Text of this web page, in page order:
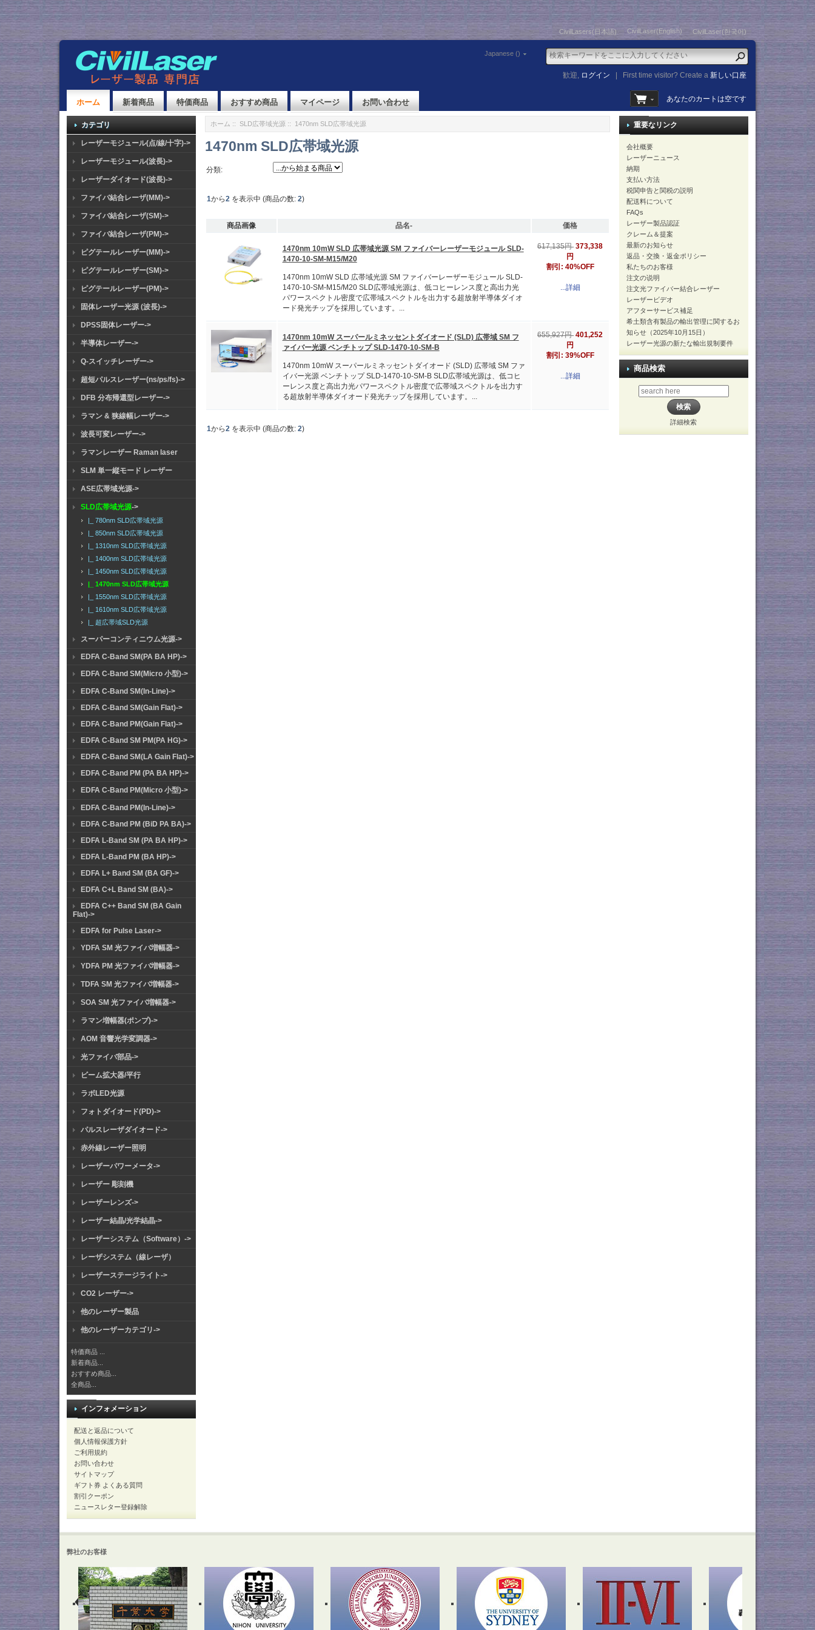
CivilLasers(日本語) CivilLaser(English) CivilLaser(한국어)
Japanese ()
歓迎, ログイン First time visitor? Create a新しい口座
ホーム 新着商品 特価商品 おすすめ商品 マイページ お問い合わせ あなたのカートは空です
カテゴリ
レーザーモジュール(点/線/十字)->
レーザーモジュール(波長)->
レーザーダイオード(波長)->
ファイバ結合レーザ(MM)->
ファイバ結合レーザ(SM)->
ファイバ結合レーザ(PM)->
ピグテールレーザー(MM)->
ピグテールレーザー(SM)->
ピグテールレーザー(PM)->
固体レーザー光源 (波長)->
DPSS固体レーザー->
半導体レーザー->
Q-スイッチレーザー->
超短パルスレーザー(ns/ps/fs)->
DFB 分布帰還型レーザー->
ラマン & 狭線幅レーザー->
波長可変レーザー->
ラマンレーザー Raman laser
SLM 単一縦モード レーザー
ASE広帯域光源->
SLD広帯域光源->
|_ 780nm SLD広帯域光源
|_ 850nm SLD広帯域光源
|_ 1310nm SLD広帯域光源
|_ 1400nm SLD広帯域光源
|_ 1450nm SLD広帯域光源
|_ 1470nm SLD広帯域光源
|_ 1550nm SLD広帯域光源
|_ 1610nm SLD広帯域光源
|_ 超広帯域SLD光源
スーパーコンティニウム光源->
EDFA C-Band SM(PA BA HP)->
EDFA C-Band SM(Micro 小型)->
EDFA C-Band SM(In-Line)->
EDFA C-Band SM(Gain Flat)->
EDFA C-Band PM(Gain Flat)->
EDFA C-Band SM PM(PA HG)->
EDFA C-Band SM(LA Gain Flat)->
EDFA C-Band PM (PA BA HP)->
EDFA C-Band PM(Micro 小型)->
EDFA C-Band PM(In-Line)->
EDFA C-Band PM (BiD PA BA)->
EDFA L-Band SM (PA BA HP)->
EDFA L-Band PM (BA HP)->
EDFA L+ Band SM (BA GF)->
EDFA C+L Band SM (BA)->
EDFA C++ Band SM (BA Gain
Flat)->
EDFA for Pulse Laser->
YDFA SM 光ファイバ増幅器->
YDFA PM 光ファイバ増幅器->
TDFA SM 光ファイバ増幅器->
SOA SM 光ファイバ増幅器->
ラマン増幅器(ポンプ)->
AOM 音響光学変調器->
光ファイバ部品->
ビーム拡大器/平行
ラボLED光源
フォトダイオード(PD)->
パルスレーザダイオード->
赤外線レーザー照明
レーザーパワーメータ->
レーザー 彫刻機
レーザーレンズ->
レーザー結晶/光学結晶->
レーザーシステム（Software）->
レーザシステム（線レーザ）
レーザーステージライト->
CO2 レーザー->
他のレーザー製品
他のレーザーカテゴリ->
特価商品 ...
新着商品...
おすすめ商品...
全商品...
インフォメーション
配送と返品について
個人情報保護方針
ご利用規約
お問い合わせ
サイトマップ
ギフト券 よくある質問
割引クーポン
ニュースレター登録解除
ホーム :: SLD広帯域光源 :: 1470nm SLD広帯域光源
1470nm SLD広帯域光源
分類:
1から2 を表示中 (商品の数: 2)
商品画像 品名- 価格
1470nm 10mW SLD 広帯域光源 SM ファイバーレーザーモジュール SLD-
1470-10-SM-M15/M20
1470nm 10mW SLD 広帯域光源 SM ファイバーレーザーモジュール SLD-
1470-10-SM-M15/M20 SLD広帯域光源は、低コヒーレンス度と高出力光
パワースペクトル密度で広帯域スペクトルを出力する超放射半導体ダイオ
ード発光チップを採用しています。...
617,135円 373,338
円
割引: 40%OFF
...詳細
1470nm 10mW スーパールミネッセントダイオード (SLD) 広帯域 SM フ
ァイバー光源 ベンチトップ SLD-1470-10-SM-B
1470nm 10mW スーパールミネッセントダイオード (SLD) 広帯域 SM ファ
イバー光源 ベンチトップ SLD-1470-10-SM-B SLD広帯域光源は、低コヒ
ーレンス度と高出力光パワースペクトル密度で広帯域スペクトルを出力す
る超放射半導体ダイオード発光チップを採用しています。...
655,927円 401,252
円
割引: 39%OFF
...詳細
1から2 を表示中 (商品の数: 2)
重要なリンク
会社概要
レーザーニュース
納期
支払い方法
税関申告と関税の説明
配送料について
FAQs
レーザー製品認証
クレーム＆提案
最新のお知らせ
返品・交換・返金ポリシー
私たちのお客様
注文の说明
注文光ファイバー結合レーザー
レーザービデオ
アフターサービス補足
希土類含有製品の輸出管理に関するお
知らせ（2025年10月15日）
レーザー光源の新たな輸出規制要件
商品検索
詳細検索
弊社のお客様